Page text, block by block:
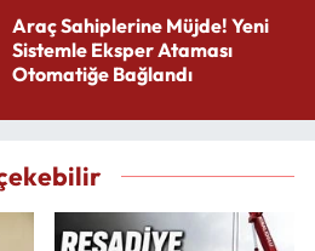
Araç Sahiplerine Müjde! Yeni
Sistemle Eksper Ataması
Otomatiğe Bağlandı